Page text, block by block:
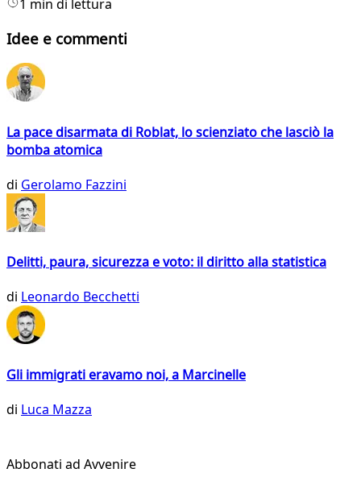
1 min di lettura
Idee e commenti
La pace disarmata di Roblat, lo scienziato che lasciò la
bomba atomica
di Gerolamo Fazzini
Delitti, paura, sicurezza e voto: il diritto alla statistica
di Leonardo Becchetti
Gli immigrati eravamo noi, a Marcinelle
di Luca Mazza
Abbonati ad Avvenire